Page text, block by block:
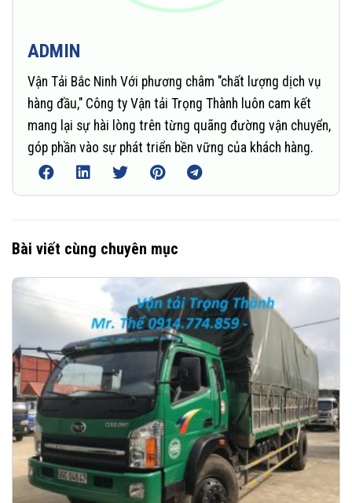
ADMIN
Vận Tải Bắc Ninh Với phương châm "chất lượng dịch vụ
hàng đầu," Công ty Vận tải Trọng Thành luôn cam kết
mang lại sự hài lòng trên từng quãng đường vận chuyển,
góp phần vào sự phát triển bền vững của khách hàng.
Bài viết cùng chuyên mục